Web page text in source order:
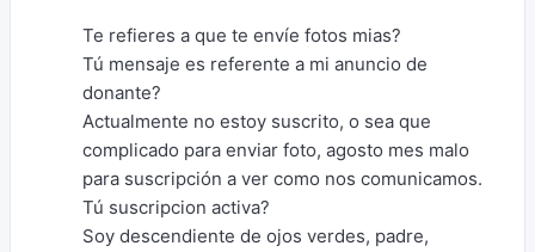
Te refieres a que te envíe fotos mias?
Tú mensaje es referente a mi anuncio de
donante?
Actualmente no estoy suscrito, o sea que
complicado para enviar foto, agosto mes malo
para suscripción a ver como nos comunicamos.
Tú suscripcion activa?
Soy descendiente de ojos verdes, padre,